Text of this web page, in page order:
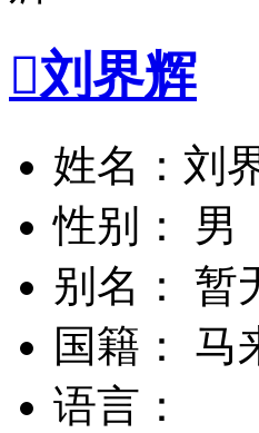
刘界辉
姓名：刘
性别： 男
别名： 暂
国籍： 马
语言：